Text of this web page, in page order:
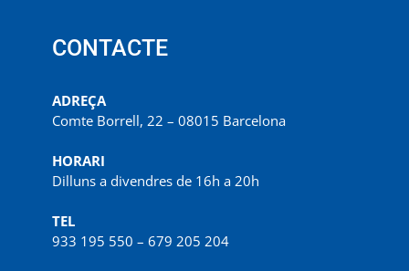
CONTACTE
ADREÇA
Comte Borrell, 22 – 08015 Barcelona
HORARI
Dilluns a divendres de 16h a 20h
TEL
933 195 550 – 679 205 204